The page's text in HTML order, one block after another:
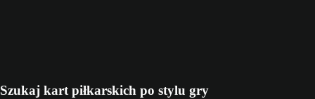
Szukaj kart piłkarskich po stylu gry